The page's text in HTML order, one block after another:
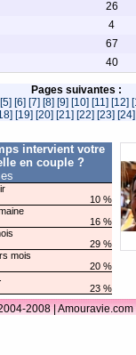
26
4
67
40
Pages suivantes :
[5] [6] [7] [8] [9] [10] [11] [12]
[19] [20] [21] [22] [23] [24]
intervient votre
en couple ?
10 %
16 %
29 %
mois
20 %
23 %
2008 |